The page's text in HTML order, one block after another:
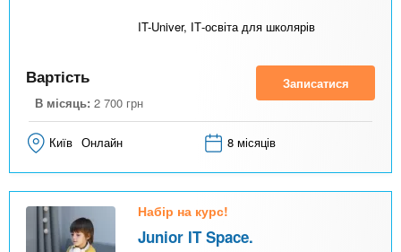
IT-Univer, ІТ-освіта для школярів
Вартість
В місяць: 2 700 грн
Записатися
Київ Онлайн 8 місяців
Набір на курс!
Junior IT Space.